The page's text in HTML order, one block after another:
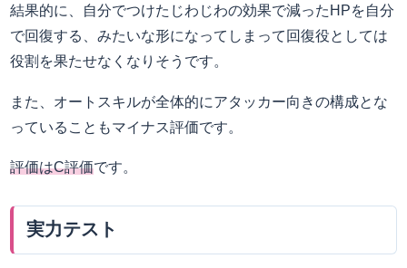
結果的に、自分でつけたじわじわの効果で減ったHPを自分
で回復する、みたいな形になってしまって回復役としては
役割を果たせなくなりそうです。
また、オートスキルが全体的にアタッカー向きの構成とな
っていることもマイナス評価です。
評価はC評価です。
実力テスト